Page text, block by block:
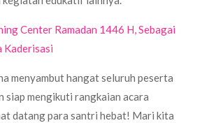
Center Ramadan 1446 H, Sebagai
Kaderisasi
menyambut hangat seluruh peserta
siap mengikuti rangkaian acara
datang para santri hebat! Mari kita